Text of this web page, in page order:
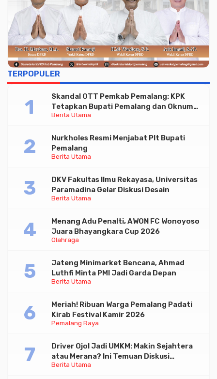
TERPOPULER
Berita Utama
Skandal OTT Pemkab Pemalang: KPK
Tetapkan Bupati Pemalang dan Oknum
Staf Internal Sebagai Tersangka
Berita Utama
Nurkholes Resmi Menjabat Plt Bupati
Pemalang
Berita Utama
DKV Fakultas Ilmu Rekayasa, Universitas
Paramadina Gelar Diskusi Desain
Olahraga
Menang Adu Penalti, AWON FC Wonoyoso
Juara Bhayangkara Cup 2026
Berita Utama
Jateng Minimarket Bencana, Ahmad
Luthfi Minta PMI Jadi Garda Depan
Pemalang Raya
Meriah! Ribuan Warga Pemalang Padati
Kirab Festival Kamir 2026
Berita Utama
Driver Ojol Jadi UMKM: Makin Sejahtera
atau Merana? Ini Temuan Diskusi
Paramadina